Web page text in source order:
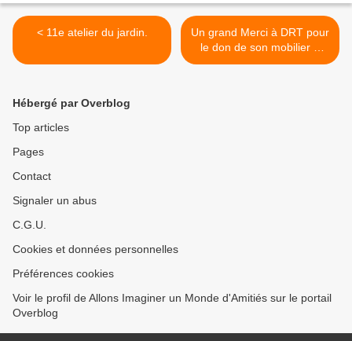
< 11e atelier du jardin.
Un grand Merci à DRT pour
le don de son mobilier à
AIMA, pour la solidarité
Hébergé par Overblog
Top articles
Pages
Contact
Signaler un abus
C.G.U.
Cookies et données personnelles
Préférences cookies
Voir le profil de Allons Imaginer un Monde d'Amitiés sur le portail
Overblog